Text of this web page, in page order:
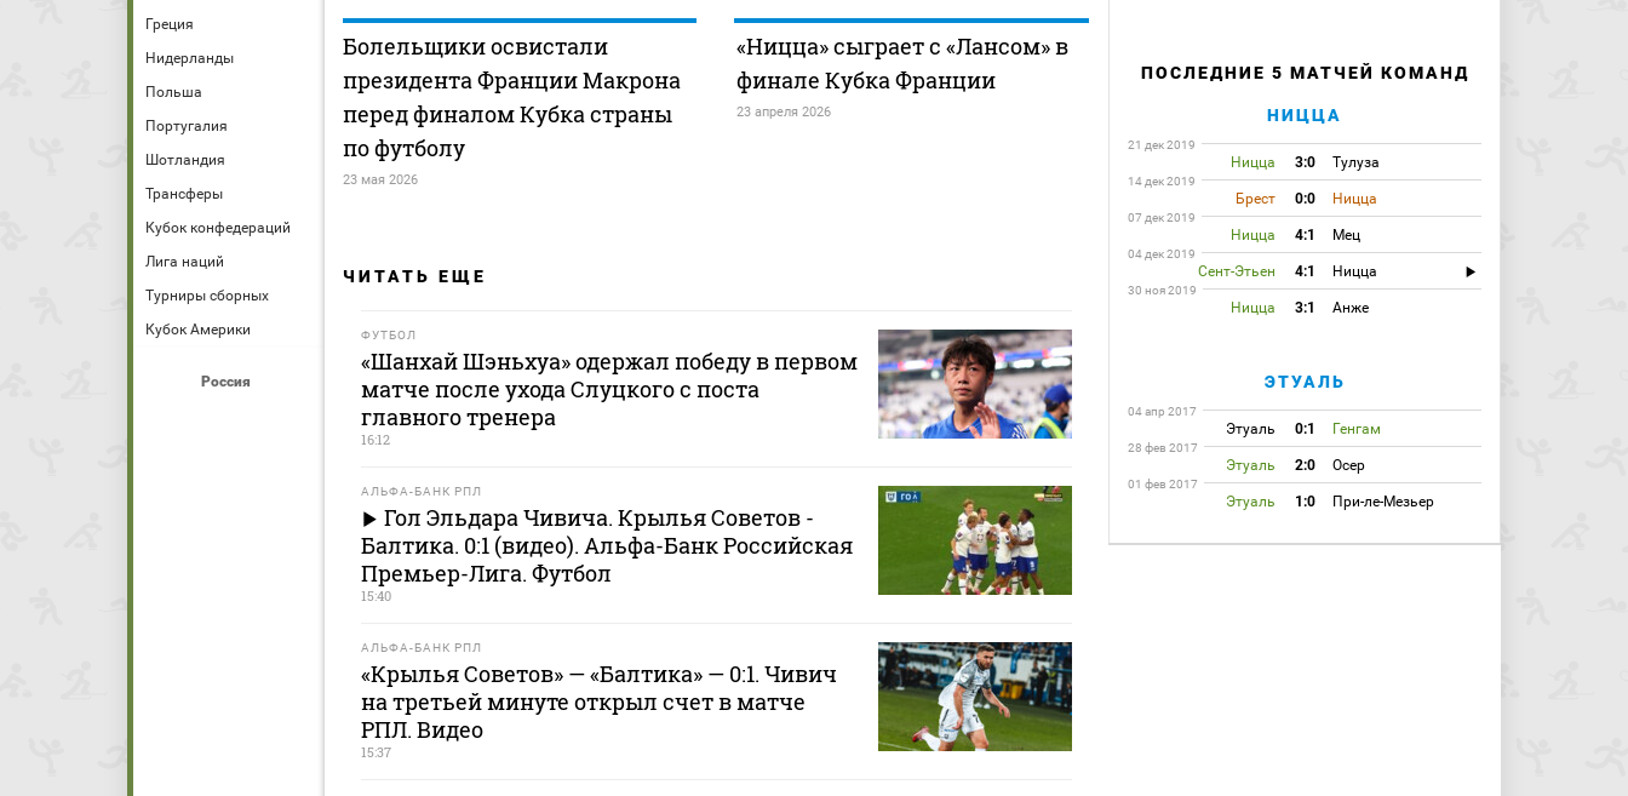
Греция
Нидерланды
Польша
Португалия
Шотландия
Трансферы
Кубок конфедераций
Лига наций
Турниры сборных
Кубок Америки
Россия
Болельщики освистали
президента Франции Макрона
перед финалом Кубка страны
по футболу
23 мая 2026
«Ницца» сыграет с «Лансом» в
финале Кубка Франции
23 апреля 2026
ЧИТАТЬ ЕЩЕ
ФУТБОЛ
«Шанхай Шэньхуа» одержал победу в первом
матче после ухода Слуцкого с поста
главного тренера
16:12
АЛЬФА-БАНК РПЛ
Гол Эльдара Чивича. Крылья Советов -
Балтика. 0:1 (видео). Альфа-Банк Российская
Премьер-Лига. Футбол
15:40
АЛЬФА-БАНК РПЛ
«Крылья Советов» — «Балтика» — 0:1. Чивич
на третьей минуте открыл счет в матче
РПЛ. Видео
15:37
ПОСЛЕДНИЕ 5 МАТЧЕЙ КОМАНД
НИЦЦА
21 дек 2019
Ницца 3:0 Тулуза
14 дек 2019
Брест 0:0 Ницца
07 дек 2019
Ницца 4:1 Мец
04 дек 2019
Сент-Этьен 4:1 Ницца
30 ноя 2019
Ницца 3:1 Анже
ЭТУАЛЬ
04 апр 2017
Этуаль 0:1 Генгам
28 фев 2017
Этуаль 2:0 Осер
01 фев 2017
Этуаль 1:0 При-ле-Мезьер